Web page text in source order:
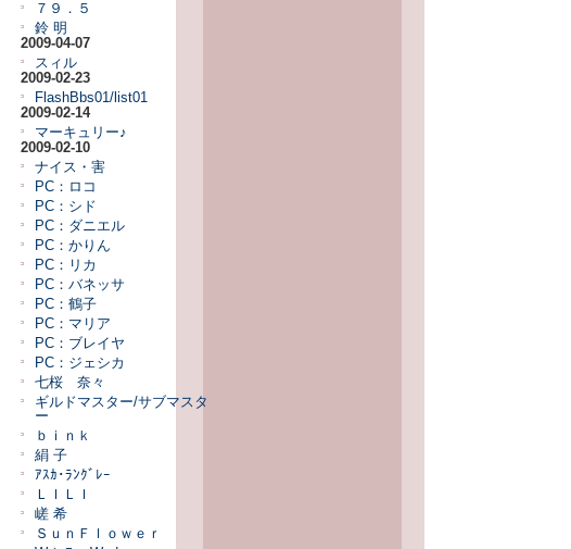
７９．５
鈴 明
2009-04-07
スィル
2009-02-23
FlashBbs01/list01
2009-02-14
マーキュリー♪
2009-02-10
ナイス・害
PC：ロコ
PC：シド
PC：ダニエル
PC：かりん
PC：リカ
PC：バネッサ
PC：鶴子
PC：マリア
PC：ブレイヤ
PC：ジェシカ
七桜 奈々
ギルドマスター/サブマスタ
ー
ｂｉｎｋ
絹 子
ｱｽｶ･ﾗﾝｸﾞﾚｰ
ＬＩＬＩ
嵯 希
ＳｕｎＦｌｏｗｅｒ